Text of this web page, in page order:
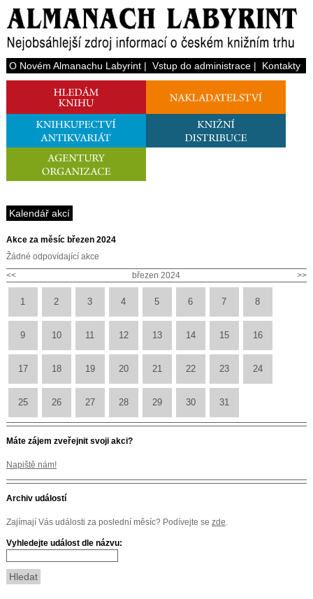
O Novém Almanachu Labyrint| Vstup do administrace| Kontakty
Kalendář akcí
Akce za měsíc březen 2024
Žádné odpovídající akce
<<
>>
březen 2024
1 2 3 4 5 6 7 8
9 10 11 12 13 14 15 16
17 18 19 20 21 22 23 24
25 26 27 28 29 30 31
Máte zájem zveřejnit svoji akci?
Napiště nám!
Archiv událostí
Zajímají Vás události za poslední měsíc? Podívejte se zde.
Vyhledejte událost dle názvu: